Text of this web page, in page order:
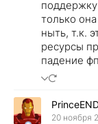
только
ныть, т.к.
ресурсы
падение
20 ноября